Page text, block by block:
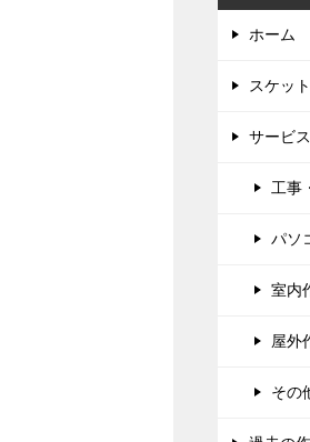
ホーム
スケッ
サービ
工事
パソ
室内
屋外
その